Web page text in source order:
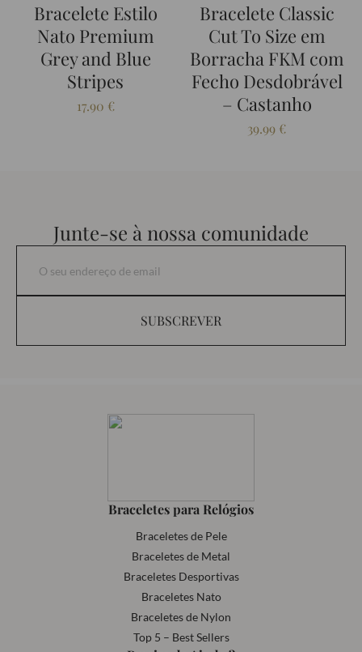
Bracelete Estilo
Nato Premium
Grey and Blue
Stripes
17.90 €
Bracelete Classic
Cut To Size em
Borracha FKM com
Fecho Desdobrável
– Castanho
39.99 €
Junte-se à nossa comunidade
SUBSCREVER
Braceletes para Relógios
Braceletes de Pele
Braceletes de Metal
Braceletes Desportivas
Braceletes Nato
Braceletes de Nylon
Top 5 – Best Sellers